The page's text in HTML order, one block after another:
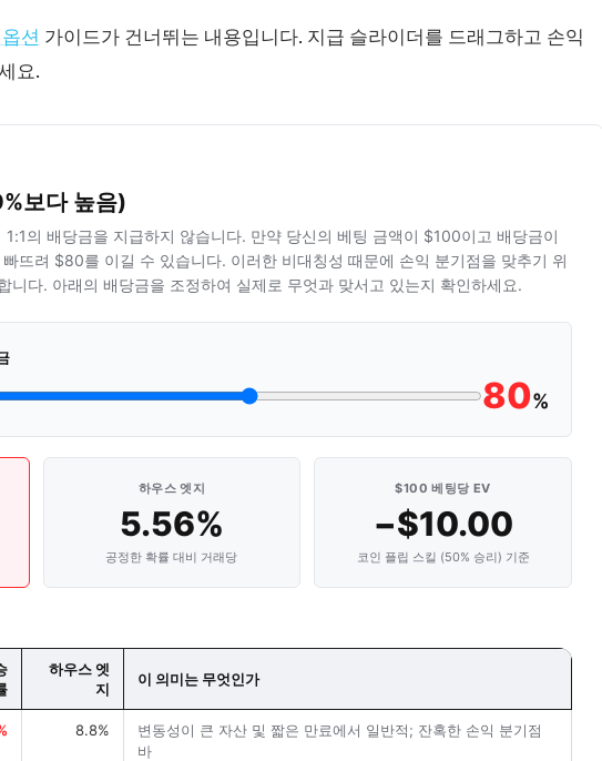
션 가이드가 건너뛰는 내용입니다. 지급 슬라이더를 드래그하고 손익
요.
보다 높음)
의 배당금을 지급하지 않습니다. 만약 당신의 베팅 금액이 $100이고 배당금이
뜨려 $80를 이길 수 있습니다. 이러한 비대칭성 때문에 손익 분기점을 맞추기 위
니다. 아래의 배당금을 조정하여 실제로 무엇과 맞서고 있는지 확인하세요.
80%
하우스 엣지
5.56%
공정한 확률 대비 거래당
$100 베팅당 EV
−$10.00
코인 플립 스킬 (50% 승리) 기준
하우스 엣
지
이 의미는 무엇인가
8.8%
변동성이 큰 자산 및 짧은 만료에서 일반적; 잔혹한 손익 분기점
바